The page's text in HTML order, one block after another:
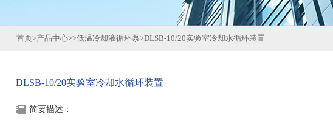
首页>产品中心>>低温冷却液循环泵>DLSB-10/20实验室冷却水循环装置
DLSB-10/20实验室冷却水循环装置
简要描述：